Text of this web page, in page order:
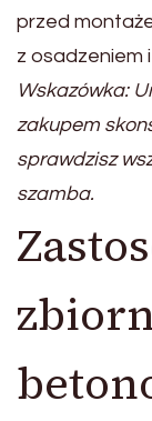
przed
z osadzeniem
Wskazówka:
zakupem
sprawdzisz
szamba.